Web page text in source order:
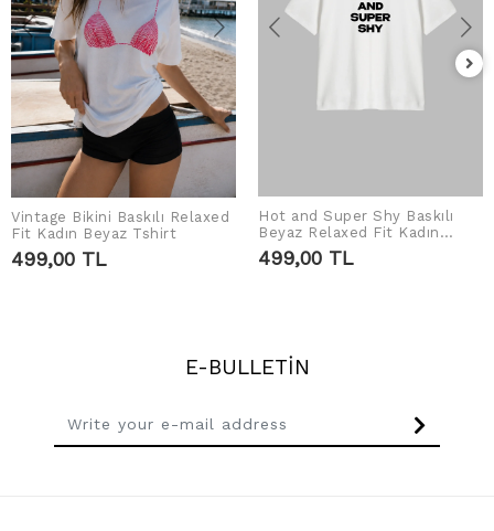
ADD TO CART
Vintage Bikini Baskılı Relaxed
Fit Kadın Beyaz Tshirt
499,00 TL
ADD TO CART
Hot and Super Shy Baskılı
Beyaz Relaxed Fit Kadın
Tshirt
499,00 TL
E-BULLETİN